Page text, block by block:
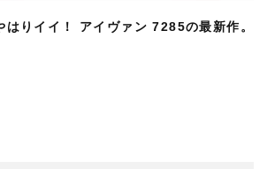
はりイイ！ アイヴァン 7285の最新作。